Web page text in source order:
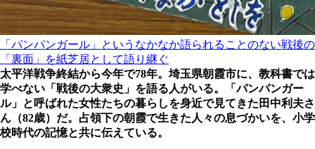
「パンパンガール」というなかなか語られることのない戦後の
「裏面」を紙芝居として語り継ぐ
太平洋戦争終結から今年で78年。埼玉県朝霞市に、教科書では
学べない「戦後の大衆史」を語る人がいる。「パンパンガー
ル」と呼ばれた女性たちの暮らしを身近で見てきた田中利夫さ
ん（82歳）だ。占領下の朝霞で生きた人々の息づかいを、小学
校時代の記憶と共に伝えている。